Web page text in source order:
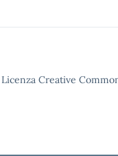
Creative